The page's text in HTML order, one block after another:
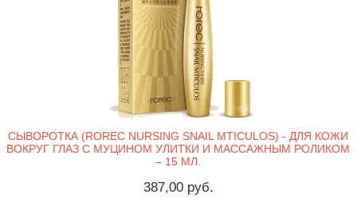
СЫВОРОТКА (ROREC NURSING SNAIL MTICULOS) - ДЛЯ КОЖИ
ВОКРУГ ГЛАЗ С МУЦИНОМ УЛИТКИ И МАССАЖНЫМ РОЛИКОМ
– 15 МЛ.
387,00 руб.